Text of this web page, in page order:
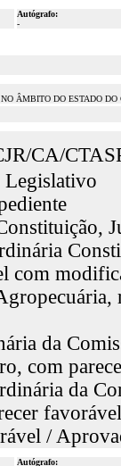
Autógrafo:
-
ÂMBITO DO ESTADO
CA/
Legislativo
com
da
com
da
/
Autógrafo: